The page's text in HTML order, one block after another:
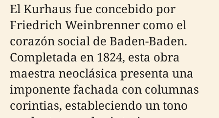
El Kurhaus fue concebido por
Friedrich Weinbrenner como el
corazón social de Baden-Baden.
Completada en 1824, esta obra
maestra neoclásica presenta una
imponente fachada con columnas
corintias, estableciendo un tono